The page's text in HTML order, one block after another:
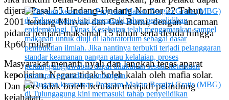
dijerat Pasal 55 Undang-Undang Nomor 22 Tahun
2001 tentang Minyak dan Gas Bumi, dengan ancaman
pidana penjara maksimal 15 tahun serta denda hingga
Rp60 miliar.
Masyarakat menanti nyali dan langkah tegas aparat
kepolisian, Negara tidak boleh kalah oleh mafia solar.
Dan pers tidak boleh berubah menjadi pelindung
kejahatan.